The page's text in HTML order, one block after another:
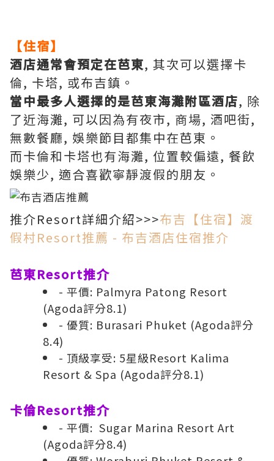
【住宿】
酒店通常會預定在芭東, 其次可以選擇卡
倫, 卡塔, 或布吉鎮。
當中最多人選擇的是芭東海灘附區酒店, 除
了近海灘, 可以因為有夜市, 商場, 酒吧街,
無數餐廳, 娛樂節目都集中在芭東。
而卡倫和卡塔也有海灘, 位置較偏遠, 餐飲
娛樂少, 適合喜歡寧靜渡假的朋友。
推介Resort詳細介紹>>>布吉【住宿】渡
假村Resort推薦 - 布吉酒店住宿推介
芭東Resort推介
- 平價: Palmyra Patong Resort
(Agoda評分8.1)
- 優質: Burasari Phuket (Agoda評分
8.4)
- 頂級享受: 5星級Resort Kalima
Resort & Spa (Agoda評分8.1)
卡倫Resort推介
- 平價: Sugar Marina Resort Art
(Agoda評分8.4)